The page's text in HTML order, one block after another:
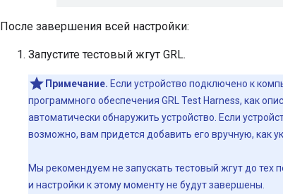
После завершения всей настройки:
Запустите тестовый жгут GRL.
Примечание. Если устройство подключено к
программного обеспечения GRL Test Harness, как
автоматически обнаружить устройство. Если
возможно, вам придется добавить его вручную, как
Мы рекомендуем не запускать тестовый жгут до тех
и настройки к этому моменту не будут завершены.